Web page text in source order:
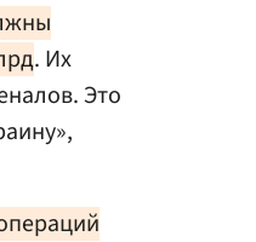
. Их
Это